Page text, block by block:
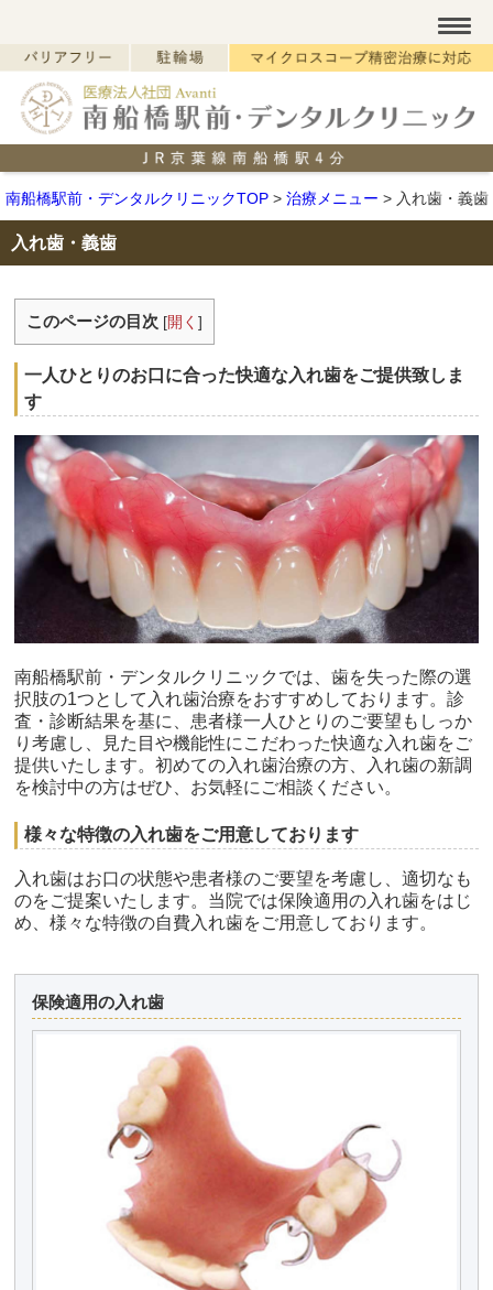
南船橋駅前・デンタルクリニックTOP > 治療メニュー > 入れ歯・義歯
入れ歯・義歯
このページの目次 [開く]
一人ひとりのお口に合った快適な入れ歯をご提供致しま
す
南船橋駅前・デンタルクリニックでは、歯を失った際の選
択肢の1つとして入れ歯治療をおすすめしております。診
査・診断結果を基に、患者様一人ひとりのご要望もしっか
り考慮し、見た目や機能性にこだわった快適な入れ歯をご
提供いたします。初めての入れ歯治療の方、入れ歯の新調
を検討中の方はぜひ、お気軽にご相談ください。
様々な特徴の入れ歯をご用意しております
入れ歯はお口の状態や患者様のご要望を考慮し、適切なも
のをご提案いたします。当院では保険適用の入れ歯をはじ
め、様々な特徴の自費入れ歯をご用意しております。
保険適用の入れ歯